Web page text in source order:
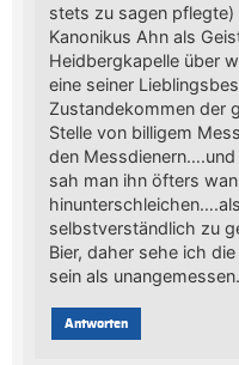
stets zu sagen
Kanonikus Ahn als
Heidbergkapelle über
eine seiner
Zustandekommen der
Stelle von billigem
den
sah man ihn öfters
selbstverständlich zu
Bier, daher sehe ich
sein als
Antworten